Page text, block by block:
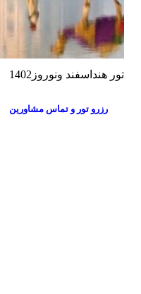
تور هنداسفند ونوروز1402
رزرو تور و تماس مشاورین